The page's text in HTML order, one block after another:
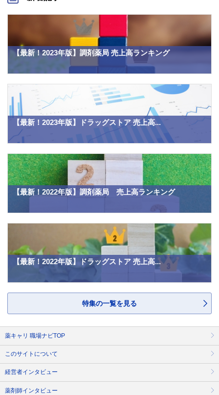
【最新！2023年版】調剤薬局 売上高ランキング
【最新！2023年版】ドラッグストア 売上高...
【最新！2022年版】調剤薬局 売上高ランキング
【最新！2022年版】ドラッグストア 売上高...
特集の一覧を見る
薬キャリ 職場ナビTOP
このサイトについて
経営者インタビュー
薬剤師インタビュー